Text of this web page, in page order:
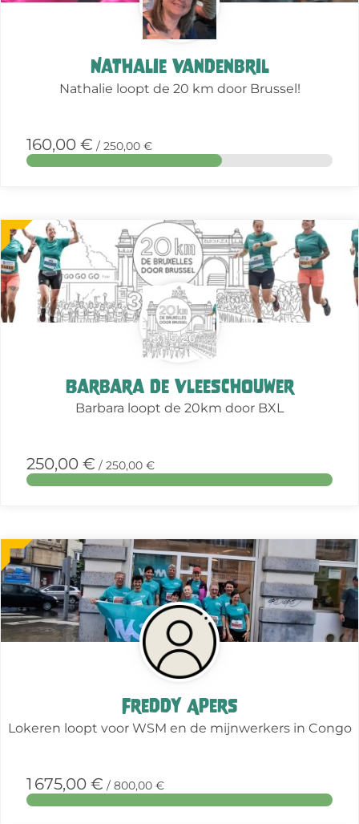
Nathalie Vandenbril
Nathalie loopt de 20 km door Brussel!
160,00 € / 250,00 €
Barbara De Vleeschouwer
Barbara loopt de 20km door BXL
250,00 € / 250,00 €
More
about
this
action
Freddy Apers
Lokeren loopt voor WSM en de mijnwerkers in Congo
1 675,00 € / 800,00 €
More
about
this
action